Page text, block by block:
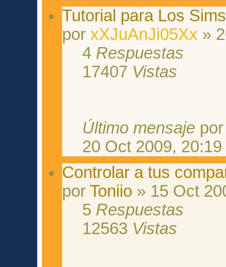
Tutorial para Los
porxXJuAnJi05Xx »
4 Respuestas
17407 Vistas
Último mensaje
20 Oct 2009, 20:19
Controlar a tus
porToniio » 15 Oct
5 Respuestas
12563 Vistas